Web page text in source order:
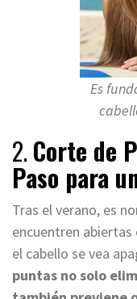
Es
2.Corte de
Paso para
Tras el verano, es
encuentren abiertas
el cabello se vea
puntas no solo